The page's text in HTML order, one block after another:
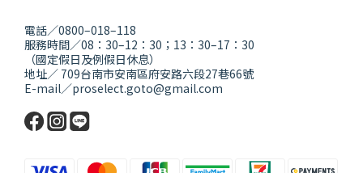
電話／0800–018–118
服務時間／08：30–12：30；13：30–17：30
（國定假日及例假日休息）
地址／ 709台南市安南區府安路六段27巷66號
E-mail／proselect.goto@gmail.com